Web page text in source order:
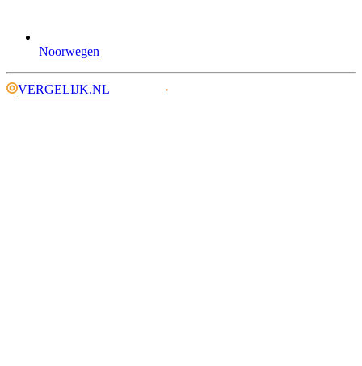
Noorwegen
VERGELIJK.NL